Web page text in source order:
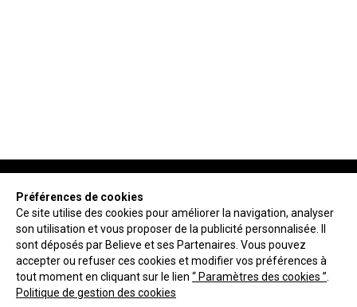
NEWSLETTER
ENVOYER
Préférences de cookies
Ce site utilise des cookies pour améliorer la navigation, analyser
son utilisation et vous proposer de la publicité personnalisée. Il
sont déposés par Believe et ses Partenaires. Vous pouvez
accepter ou refuser ces cookies et modifier vos préférences à
tout moment en cliquant sur le lien “ Paramètres des cookies ”
Politique de gestion des cookies